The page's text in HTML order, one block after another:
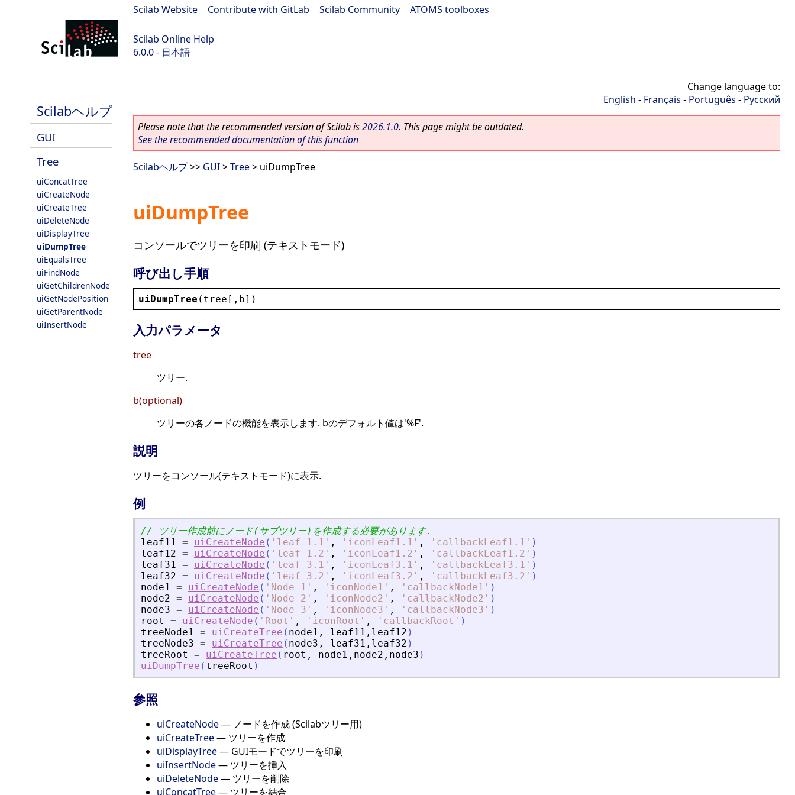
Scilab Website Contribute with GitLab Scilab Community ATOMS toolboxes
Scilab Online Help
6.0.0 - 日本語
Scilabヘルプ
GUI
Tree
uiConcatTree
uiCreateNode
uiCreateTree
uiDeleteNode
uiDisplayTree
uiDumpTree
uiEqualsTree
uiFindNode
uiGetChildrenNode
uiGetNodePosition
uiGetParentNode
uiInsertNode
Change language to:
English - Français - Português - Русский
Please note that the recommended version of Scilab is2026.1.0. This page might be outdated.
See the recommended documentation of this function
Scilabヘルプ>> GUI>Tree> uiDumpTree
uiDumpTree
コンソールでツリーを印刷 (テキストモード)
呼び出し手順
uiDumpTree ( tree [, b])
入力パラメータ
tree
ツリー.
b(optional)
ツリーの各ノードの機能を表示します. bのデフォルト値は'%F'.
説明
ツリーをコンソール(テキストモード)に表示.
例
// ツリー作成前にノード(サブツリー)を作成する必要があります.
leaf11 = uiCreateNode ( ' leaf 1.1 ' , ' iconLeaf1.1 ' , ' callbackLeaf1.1 ' )
leaf12 = uiCreateNode ( ' leaf 1.2 ' , ' iconLeaf1.2 ' , ' callbackLeaf1.2 ' )
leaf31 = uiCreateNode ( ' leaf 3.1 ' , ' iconLeaf3.1 ' , ' callbackLeaf3.1 ' )
leaf32 = uiCreateNode ( ' leaf 3.2 ' , ' iconLeaf3.2 ' , ' callbackLeaf3.2 ' )
node1 = uiCreateNode ( ' Node 1 ' , ' iconNode1 ' , ' callbackNode1 ' )
node2 = uiCreateNode ( ' Node 2 ' , ' iconNode2 ' , ' callbackNode2 ' )
node3 = uiCreateNode ( ' Node 3 ' , ' iconNode3 ' , ' callbackNode3 ' )
root
= uiCreateNode ( ' Root ' , ' iconRoot ' , ' callbackRoot ' )
treeNode1 = uiCreateTree ( node1 , leaf11 , leaf12 )
treeNode3 = uiCreateTree ( node3 , leaf31 , leaf32 )
treeRoot
= uiCreateTree ( root , node1 , node2 , node3 )
uiDumpTree ( treeRoot )
参照
uiCreateNode— ノードを作成 (Scilabツリー用)
uiCreateTree— ツリーを作成
uiDisplayTree— GUIモードでツリーを印刷
uiInsertNode— ツリーを挿入
uiDeleteNode— ツリーを削除
uiConcatTree— ツリーを結合